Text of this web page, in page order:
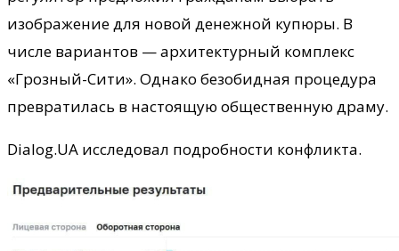
изображение для новой денежной купюры. В
числе вариантов — архитектурный комплекс
«Грозный-Сити». Однако безобидная процедура
превратилась в настоящую общественную драму.
Dialog.UA исследовал подробности конфликта.